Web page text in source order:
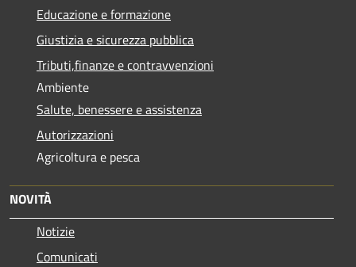
Educazione e formazione
Giustizia e sicurezza pubblica
Tributi,finanze e contravvenzioni
Ambiente
Salute, benessere e assistenza
Autorizzazioni
Agricoltura e pesca
NOVITÀ
Notizie
Comunicati